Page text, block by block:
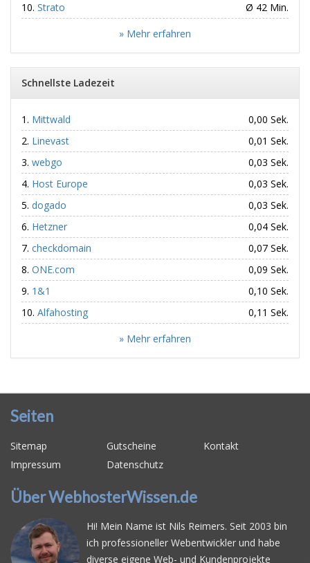
Strato
Ø 42 Min.
» Mehr erfahren
Schnellste Ladezeit
Mittwald
0,00 Sek.
Linevast
0,01 Sek.
webgo
0,03 Sek.
Host Europe
0,03 Sek.
dogado
0,03 Sek.
Hetzner
0,04 Sek.
checkdomain
0,07 Sek.
ONE.com
0,09 Sek.
1&1
0,10 Sek.
Alfahosting
0,11 Sek.
» Mehr erfahren
Seiten
Sitemap Gutscheine
Kontakt
Impressum
Datenschutz
Über WebhosterWissen.de
Hi! Mein Name ist Nils Reimers. Seit 2003 bin
ich professioneller Webentwickler und habe
diverse eigene Web- und Kundenprojekte